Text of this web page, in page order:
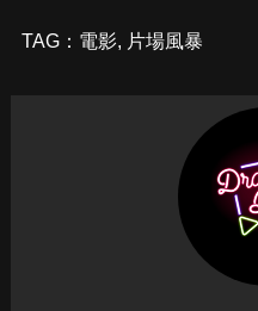
TAG： 電影, 片場風暴